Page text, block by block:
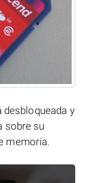
desbloqueada y
sobre su
memoria.